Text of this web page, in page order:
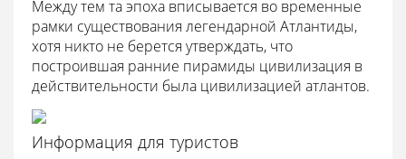
Между тем та эпоха вписывается во временные
рамки существования легендарной Атлантиды,
хотя никто не берется утверждать, что
построившая ранние пирамиды цивилизация в
действительности была цивилизацией атлантов.
Информация для туристов